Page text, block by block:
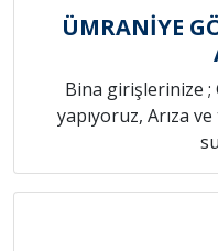
ÜMRANİYE
Bina girişlerinize
yapıyoruz, Arıza